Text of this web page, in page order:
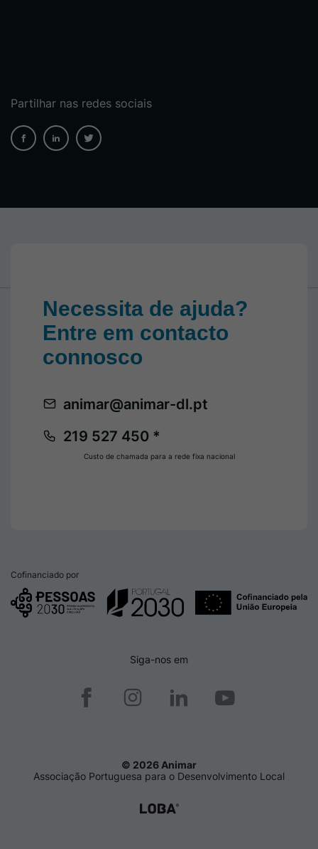
Partilhar nas redes sociais
Necessita de ajuda?
Entre em contacto
connosco
219 527 450 *
animar@animar-dl.pt
Custo de chamada para a rede fixa nacional
Cofinanciado por
Siga-nos em
© 2026 Animar
Associação Portuguesa para o Desenvolvimento Local